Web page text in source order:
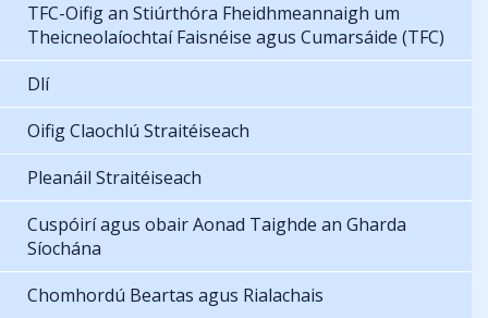
TFC-Oifig an Stiúrthóra Fheidhmeannaigh um
Theicneolaíochtaí Faisnéise agus Cumarsáide (TFC)
Dlí
Oifig Claochlú Straitéiseach
Pleanáil Straitéiseach
Cuspóirí agus obair Aonad Taighde an Gharda
Síochána
Chomhordú Beartas agus Rialachais